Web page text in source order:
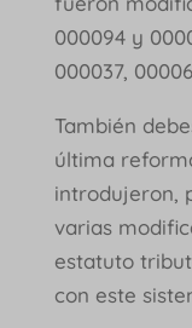
000094 y
000037,
También
última
introdujeron,
varias
estatuto
con este